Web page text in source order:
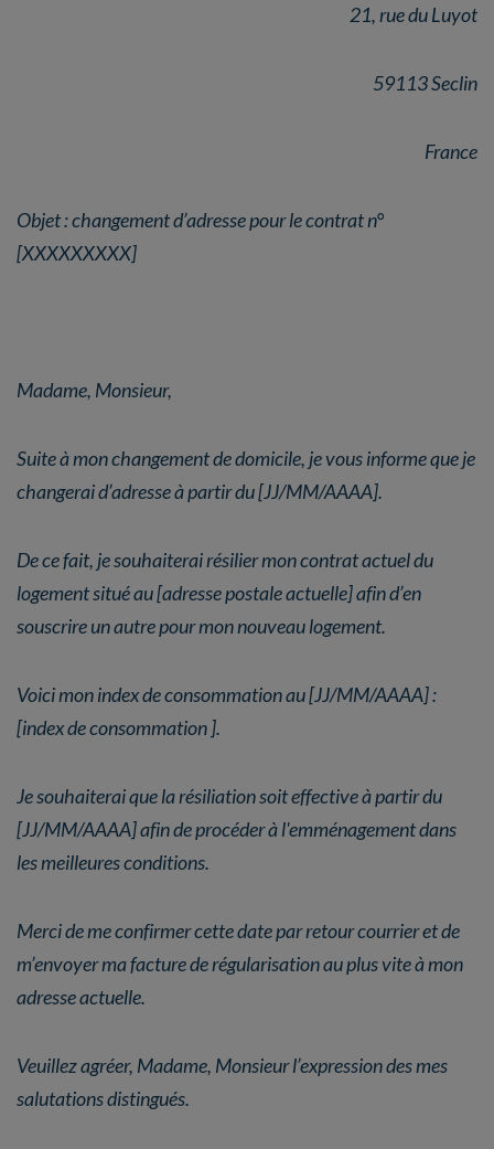
21, rue du Luyot
59113 Seclin
France
Objet : changement d’adresse pour le contrat n°
[XXXXXXXXX]
Madame, Monsieur,
Suite à mon changement de domicile, je vous informe que je
changerai d’adresse à partir du [JJ/MM/AAAA].
De ce fait, je souhaiterai résilier mon contrat actuel du
logement situé au [adresse postale actuelle] afin d’en
souscrire un autre pour mon nouveau logement.
Voici mon index de consommation au [JJ/MM/AAAA] :
[index de consommation ].
Je souhaiterai que la résiliation soit effective à partir du
[JJ/MM/AAAA] afin de procéder à l'emménagement dans
les meilleures conditions.
Merci de me confirmer cette date par retour courrier et de
m’envoyer ma facture de régularisation au plus vite à mon
adresse actuelle.
Veuillez agréer, Madame, Monsieur l’expression des mes
salutations distingués.